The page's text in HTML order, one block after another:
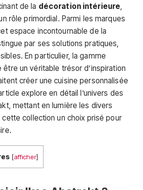
de la décoration intérieure
rôle primordial. Parmi les marques
espace incontournable de la
par ses solutions pratiques,
En particulier, la gamme
être un véritable trésor d’inspiration
créer une cuisine personnalisée
explore en détail l’univers des
mettant en lumière les divers
collection un choix prisé pour
[afficher]